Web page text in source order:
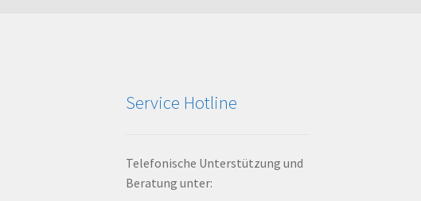
Service Hotline
Telefonische Unterstützung und
Beratung unter: